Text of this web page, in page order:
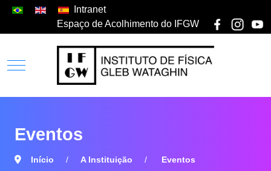
Intranet
Espaço de Acolhimento do IFGW
Eventos
Início A Instituição Eventos